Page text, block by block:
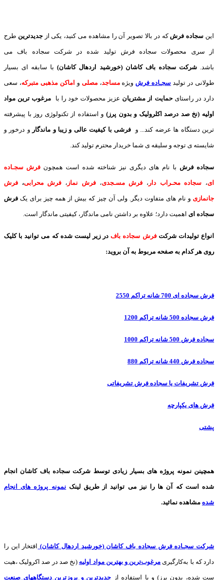
این سجاده فرش که در بالا تصویر آن را مشاهده می کنید، یکی ازجدیدترین طرح
از سری محصولات سجاده فرش تولید شده در شرکت سجاده باف می
باشد.شرکت سجاده باف کاشان (خورشید اردهال کاشان)با سابقه ای بسیار
طولانی در تولید سجـاده فرش ویژهمساجد،مصلی و اماکن مذهبی متبرکه، سعی
دارد در راستایحمایت از مشتریان عزیز محصولات خود را با مرغوب ترین مواد
اولیه (نخ صد درصد اکلرولیک و بدون پرز) و استفاده از تکنولوژی روز با پیشرفته
ترین دستگاه ها عرضه کند... و فرشی با کیفیت عالی و زیبا و ماندگار و درخور و
شایسته ی توجه و سلیقه ی شما خریدار محترم تولید کند.
سجاده فرش با نام های دیگری نیز شناخته شده است همچون فرش سجـاده
ای، سجاده محـراب دار ، فرش مسـجدی،فرش نماز ، فرش محرابی، فرش
جانمازی و نام های متفاوت دیگر. ولی آن چیز که بیش از همه چیز برای یک فرش
سجاده ای اهمیت دارد؛ علاوه بر داشتن نامی ماندگار، کیفیتی ماندگار است.
انواع تولیدات شرکتفرش سجاده بافدر زیر لیست شده که می توانید با کلیک
روی هر کدام به صفحه مربوط به آن بروید:
فرش سجاده ای 700 شانه تراکم 2550
فرش سجاده 500 شانه تراکم 1200
سجاده فرش 500 شانه تراکم 1000
سجاده فرش 440 شانه تراکم 880
فرش تشریفات یا سجاده فرش تشریفاتی
فرش های یکپارچه
پشتی
همچینن نمونه پروژه های بسیار زیادی توسط شرکت سجاده باف کاشان انجام
شده است که آن ها را نیز می توانید از طریق لینک نمونه پروژه های انجام
شده مشاهده نمائید.
شرکت سجـاده فرش سجاده باف کاشان (خورشید اردهال کاشان) افتخار این را
دارد که با به‌کارگیری مرغوب‌ترین و بهترین مواد اولیه (نخ صد در صد اکرولیک ،هیت
ست شده، بدون پرز) و با استفاده از جدیدترین و بروزترین دستگاههای صنعت